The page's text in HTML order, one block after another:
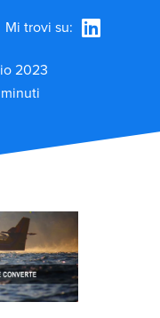
Mi trovi su:
2023